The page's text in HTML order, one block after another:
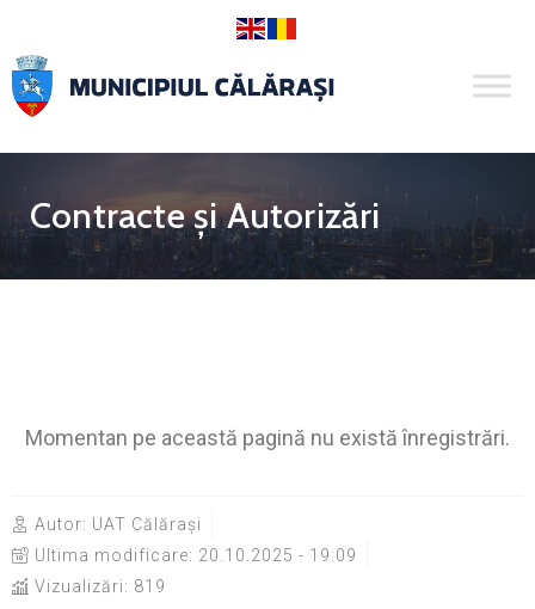
Contracte și Autorizări
Momentan pe această pagină nu există înregistrări.
Autor: UAT Călărași
Ultima modificare: 20.10.2025 - 19:09
Vizualizări: 819